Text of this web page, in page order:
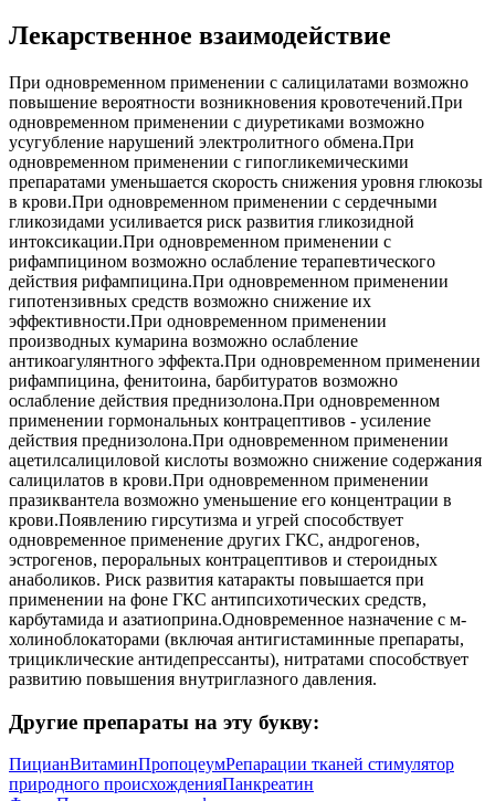
Лекарственное взаимодействие
При одновременном применении с салицилатами возможно
повышение вероятности возникновения кровотечений.При
одновременном применении с диуретиками возможно
усугубление нарушений электролитного обмена.При
одновременном применении с гипогликемическими
препаратами уменьшается скорость снижения уровня глюкозы
в крови.При одновременном применении с сердечными
гликозидами усиливается риск развития гликозидной
интоксикации.При одновременном применении с
рифампицином возможно ослабление терапевтического
действия рифампицина.При одновременном применении
гипотензивных средств возможно снижение их
эффективности.При одновременном применении
производных кумарина возможно ослабление
антикоагулянтного эффекта.При одновременном применении
рифампицина, фенитоина, барбитуратов возможно
ослабление действия преднизолона.При одновременном
применении гормональных контрацептивов - усиление
действия преднизолона.При одновременном применении
ацетилсалициловой кислоты возможно снижение содержания
салицилатов в крови.При одновременном применении
празиквантела возможно уменьшение его концентрации в
крови.Появлению гирсутизма и угрей способствует
одновременное применение других ГКС, андрогенов,
эстрогенов, пероральных контрацептивов и стероидных
анаболиков. Риск развития катаракты повышается при
применении на фоне ГКС антипсихотических средств,
карбутамида и азатиоприна.Одновременное назначение с м-
холиноблокаторами (включая антигистаминные препараты,
трициклические антидепрессанты), нитратами способствует
развитию повышения внутриглазного давления.
Другие препараты на эту букву:
ПицианВитаминПропоцеумРепарации тканей стимулятор
природного происхожденияПанкреатин